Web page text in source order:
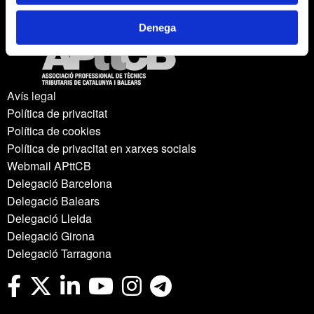
Denega
Avís legal
Política de privacitat
Política de cookies
Política de privacitat en xarxes socials
Webmail APttCB
Delegació Barcelona
Delegació Balears
Delegació Lleida
Delegació Girona
Delegació Tarragona